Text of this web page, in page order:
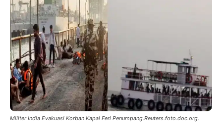
Militer India Evakuasi Korban Kapal Feri Penumpang.Reuters.foto.doc.org.